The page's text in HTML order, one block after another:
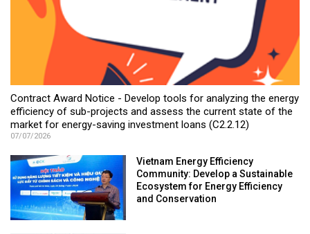
Contract Award Notice - Develop tools for analyzing the energy
efficiency of sub-projects and assess the current state of the
market for energy-saving investment loans (C2.2.12)
07/07/2026
Vietnam Energy Efficiency
Community: Develop a Sustainable
Ecosystem for Energy Efficiency
and Conservation